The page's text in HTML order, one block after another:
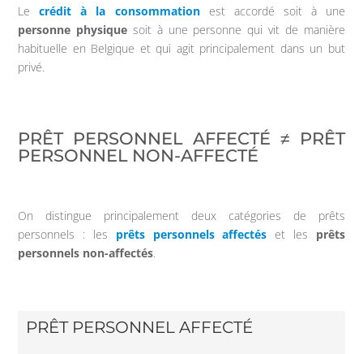
Lecrédit à la consommationest accordé soit à une
personne physique soit à une personne qui vit de manière
habituelle en Belgique et qui agit principalement dans un but
privé.
PRÊT PERSONNEL AFFECTÉ ≠ PRÊT
PERSONNEL NON-AFFECTÉ
On distingue principalement deux catégories de prêts
personnels : les prêts personnels affectés et les prêts
personnels non-affectés.
PRÊT PERSONNEL AFFECTÉ